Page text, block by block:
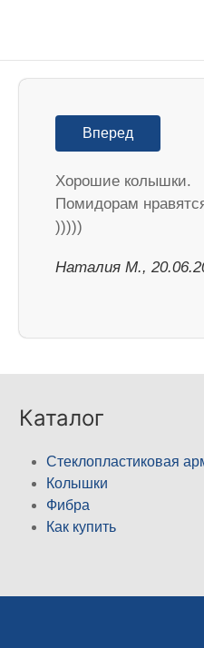
Вперед
Хорошие колышки.
Помидорам
)))))
Наталия М.,
Каталог
Стеклопластиковая
Колышки
Фибра
Как купить